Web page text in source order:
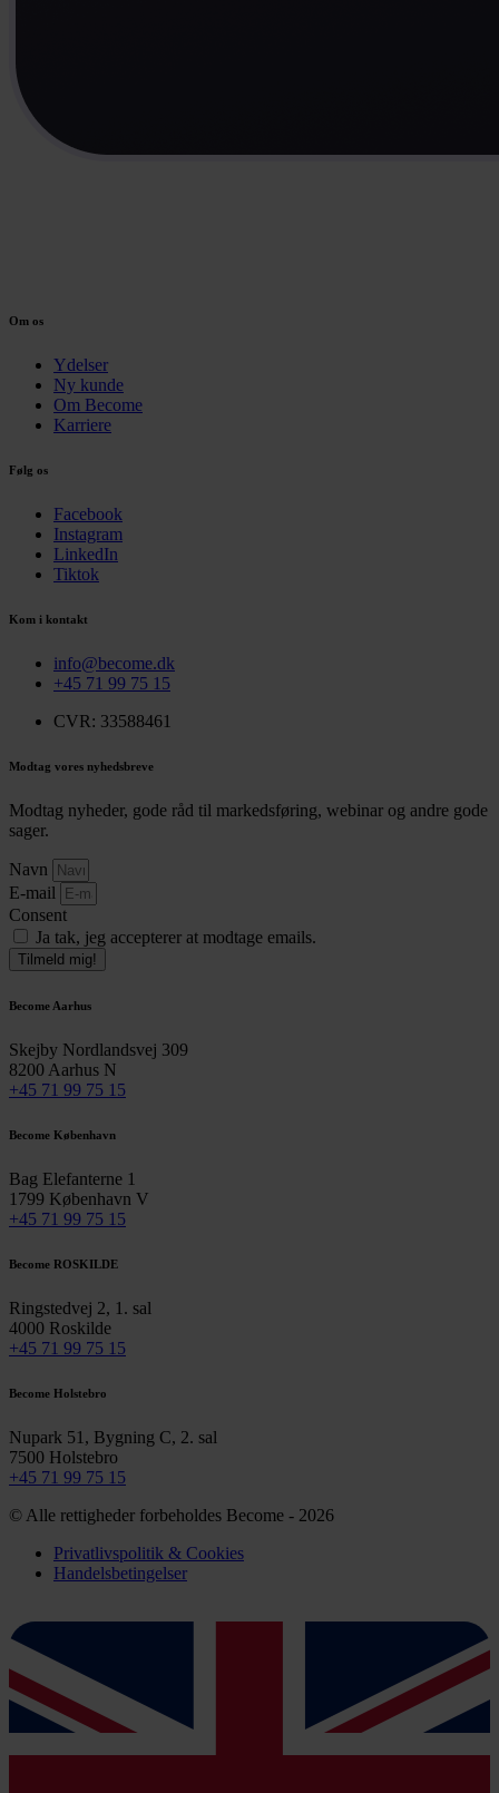
Om os
Ydelser
Ny kunde
Om Become
Karriere
Følg os
Facebook
Instagram
LinkedIn
Tiktok
Kom i kontakt
info@become.dk
+45 71 99 75 15
CVR: 33588461
Modtag vores nyhedsbreve
Modtag nyheder, gode råd til markedsføring, webinar og andre gode
sager.
Navn
E-mail
Consent
Ja tak, jeg accepterer at modtage emails.
Tilmeld mig!
Become Aarhus
Skejby Nordlandsvej 309
8200 Aarhus N
+45 71 99 75 15
Become København
Bag Elefanterne 1
1799 København V
+45 71 99 75 15
Become ROSKILDE
Ringstedvej 2, 1. sal
4000 Roskilde
+45 71 99 75 15
Become Holstebro
Nupark 51, Bygning C, 2. sal
7500 Holstebro
+45 71 99 75 15
© Alle rettigheder forbeholdes Become - 2026
Privatlivspolitik & Cookies
Handelsbetingelser